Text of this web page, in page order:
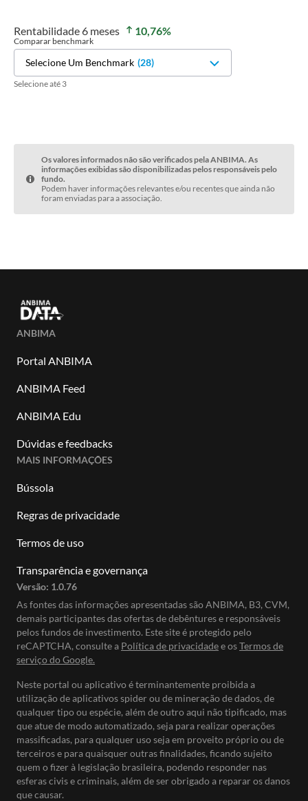
Rentabilidade 6 meses 10,76%
Comparar benchmark
Selecione Um Benchmark (28)
Selecione até 3
Os valores informados não são verificados pela ANBIMA. As
informações exibidas são disponibilizadas pelos responsáveis pelo
fundo.
Podem haver informações relevantes e/ou recentes que ainda não
foram enviadas para a associação.
ANBIMA
Portal ANBIMA
ANBIMA Feed
ANBIMA Edu
Dúvidas e feedbacks
MAIS INFORMAÇÕES
Bússola
Regras de privacidade
Termos de uso
Transparência e governança
Versão: 1.0.76
As fontes das informações apresentadas são ANBIMA, B3, CVM,
demais participantes das ofertas de debêntures e responsáveis
pelos fundos de investimento. Este site é protegido pelo
reCAPTCHA, consulte a Política de privacidadee osTermos de
serviço do Google.
Neste portal ou aplicativo é terminantemente proibida a
utilização de aplicativos spider ou de mineração de dados, de
qualquer tipo ou espécie, além de outro aqui não tipificado, mas
que atue de modo automatizado, seja para realizar operações
massificadas, para qualquer uso seja em proveito próprio ou de
terceiros e para quaisquer outras finalidades, ficando sujeito
quem o fizer à legislação brasileira, podendo responder nas
esferas civis e criminais, além de ser obrigado a reparar os danos
que causar.